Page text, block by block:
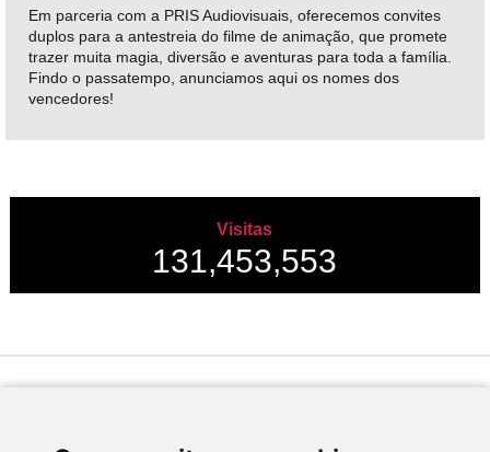
Em parceria com a PRIS Audiovisuais, oferecemos convites
duplos para a antestreia do filme de animação, que promete
trazer muita magia, diversão e aventuras para toda a família.
Findo o passatempo, anunciamos aqui os nomes dos
vencedores!
Visitas
131,453,553